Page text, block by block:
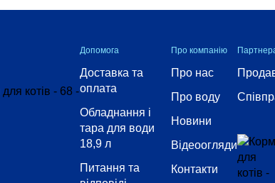
Допомога
Доставка та
оплата
Обладнання і
тара для води
18,9 л
Питання та
Про компанію
Про нас
Про воду
Новини
Відеоогляди
Контакти